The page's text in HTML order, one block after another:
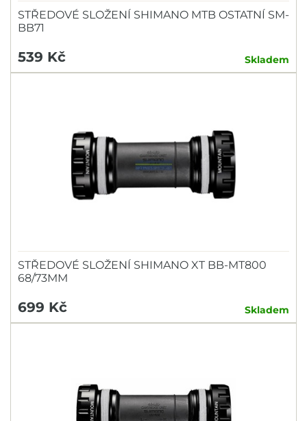
STŘEDOVÉ SLOŽENÍ SHIMANO MTB OSTATNÍ SM-
BB71
539 Kč Skladem
STŘEDOVÉ SLOŽENÍ SHIMANO XT BB-MT800
68/73MM
699 Kč Skladem